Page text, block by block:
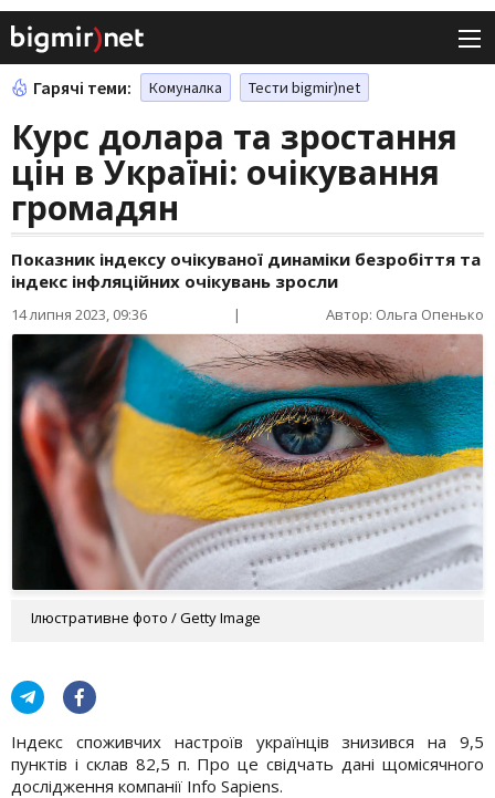
Гарячі теми: Комуналка Тести bigmir)net
Курс долара та зростання
цін в Україні: очікування
громадян
Показник індексу очікуваної динаміки безробіття та
індекс інфляційних очікувань зросли
14 липня 2023, 09:36 | Автор: Ольга Опенько
Ілюстративне фото / Getty Image
Індекс споживчих настроїв українців знизився на 9,5
пунктів і склав 82,5 п. Про це свідчать дані щомісячного
дослідження компанії Info Sapiens.